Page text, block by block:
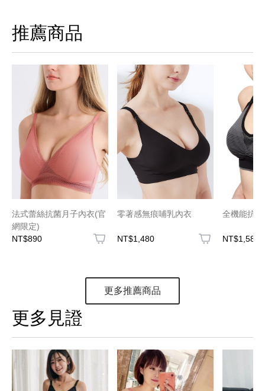
推薦商品
法式蕾絲抗菌月子內衣(官
網限定)
NT$890
零著感無痕哺乳內衣
NT$1,480
全機能抗
NT$1,580
更多推薦商品
更多見證